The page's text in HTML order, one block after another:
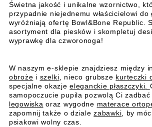
Świetna jakość i unikalne wzornictwo,
przypadnie niejednemu właścicielowi
wyróżniają ofertę Bowl&Bone Republic.
asortyment dla piesków i skompletuj
wyprawkę dla czworonoga!
W naszym e-sklepie znajdziesz między
obroże i szelki, nieco grubsze kurteczki
specjalne okazjeeleganckie płaszczyki.
samopoczucie pupila pozwolą Ci zadbać
legowiska oraz wygodne materace
zapomnij także o dzialezabawki, by
psiakowi wolny czas.